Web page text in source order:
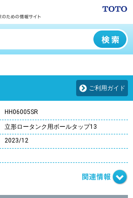
ご利用ガイド
HH06005SR
立形ロータンク用ボールタップ13
2023/12